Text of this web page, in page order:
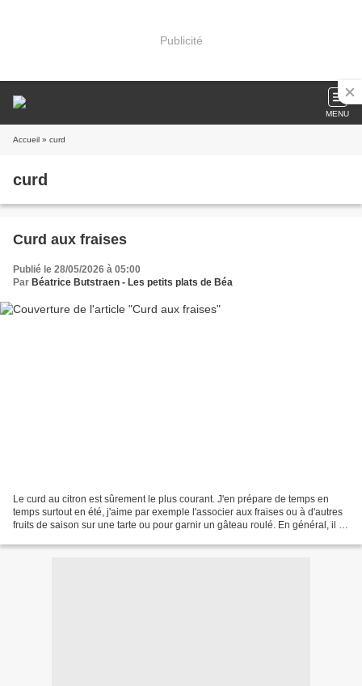
Publicité
MENU
Accueil » curd
curd
Curd aux fraises
Publié le 28/05/2026 à 05:00
Par Béatrice Butstraen - Les petits plats de Béa
Le curd au citron est sûrement le plus courant. J'en prépare de temps en
temps surtout en été, j'aime par exemple l'associer aux fraises ou à d'autres
fruits de saison sur une tarte ou pour garnir un gâteau roulé. En général, il se